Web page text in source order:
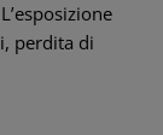
perdita di